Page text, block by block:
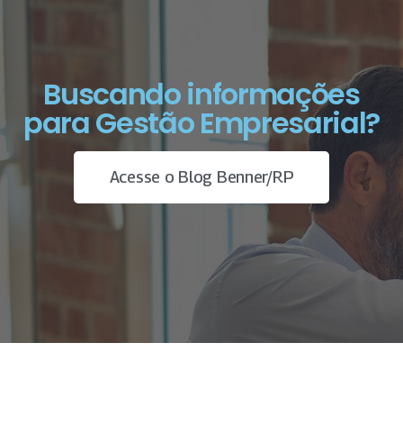
Buscando informações
para Gestão Empresarial?
Acesse o Blog Benner/RP